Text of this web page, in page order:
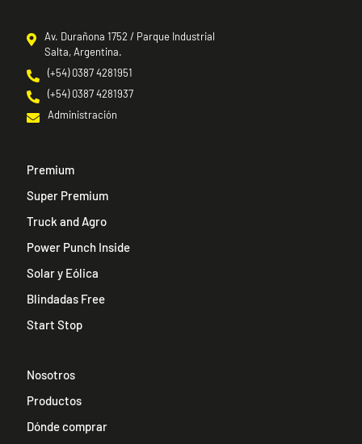
Av. Durañona 1752 / Parque Industrial
Salta, Argentina.
(+54) 0387 4281951
(+54) 0387 4281937
Administración
Premium
Super Premium
Truck and Agro
Power Punch Inside
Solar y Eólica
Blindadas Free
Start Stop
Nosotros
Productos
Dónde comprar